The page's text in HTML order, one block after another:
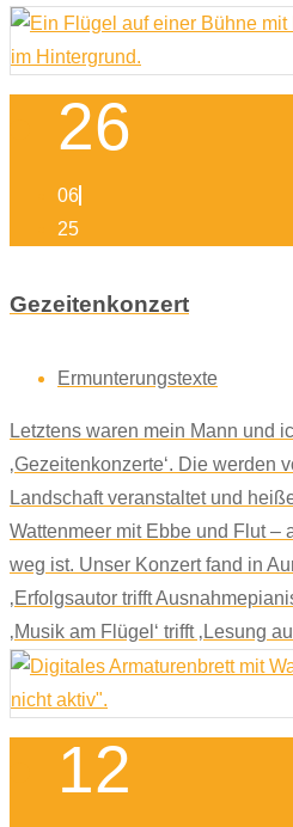
26
06
25
Gezeitenkonzert
Ermunterungstexte
Letztens waren mein Mann und
‚Gezeitenkonzerte‘. Die werden
Landschaft veranstaltet und
Wattenmeer mit Ebbe und Flut –
weg ist. Unser Konzert fand in
‚Erfolgsautor trifft
‚Musik am Flügel‘ trifft ‚Lesung
12